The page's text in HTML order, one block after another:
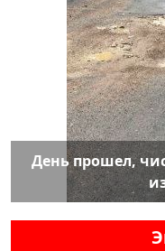
День прошел,